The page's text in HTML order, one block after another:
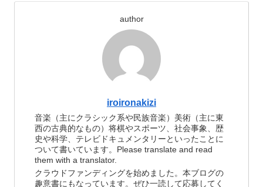
author
iroironakizi
音楽（主にクラシック系や民族音楽）美術（主に東
西の古典的なもの）将棋やスポーツ、社会事象、歴
史や科学、テレビドキュメンタリーといったことに
ついて書いています。Please translate and read
them with a translator.
クラウドファンディングを始めました。本ブログの
趣意書にもなっています。ぜひ一読して応募してく